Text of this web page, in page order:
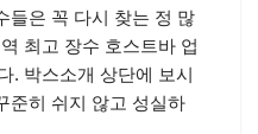
들은 꼭 다시 찾는 정 많
최고 장수 호스트바 업
. 박스소개 상단에 보시
준히 쉬지 않고 성실하